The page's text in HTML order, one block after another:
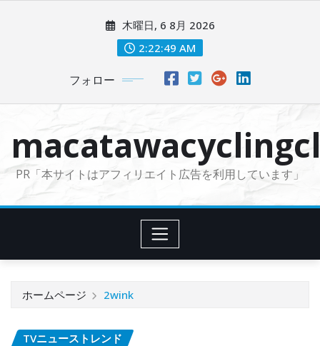
に
木曜日, 6 8月 2026
2:22:50 AM
フォロー
PR「本サイトはアフィリエイト広告を利用しています」
ホームページ 2wink
TVニューストレンド